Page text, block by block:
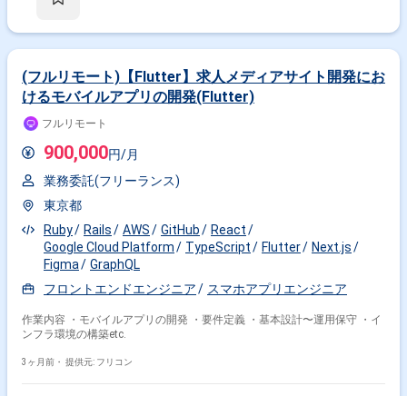
(フルリモート)【Flutter】求人メディアサイト開発にお
けるモバイルアプリの開発(Flutter)
フルリモート
900,000円/月
業務委託(フリーランス)
東京都
Ruby
Rails AWS GitHub
React
Google Cloud Platform
TypeScript Flutter
Next.js
Figma
GraphQL
フロントエンドエンジニア
スマホアプリエンジニア
作業内容 ・モバイルアプリの開発 ・要件定義 ・基本設計〜運用保守 ・イ
ンフラ環境の構築etc.
3ヶ月前・ 提供元: フリコン